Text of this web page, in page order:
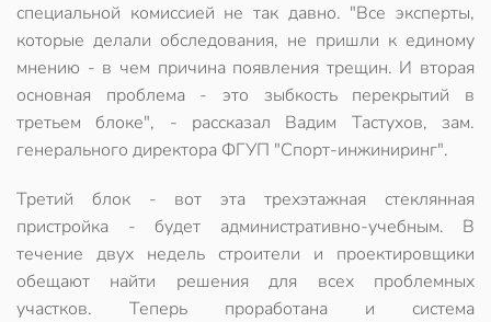
специальной комиссией не так давно. "Все эксперты,
которые делали обследования, не пришли к единому
мнению - в чем причина появления трещин. И вторая
основная проблема - это зыбкость перекрытий в
третьем блоке", - рассказал Вадим Тастухов, зам.
генерального директора ФГУП "Спорт-инжиниринг".
Третий блок - вот эта трехэтажная стеклянная
пристройка - будет административно-учебным. В
течение двух недель строители и проектировщики
обещают найти решения для всех проблемных
участков. Теперь проработана и система